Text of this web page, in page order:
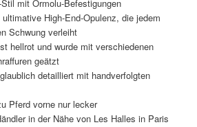
mit Ormolu-Befestigungen
High-End-Opulenz, die jedem
Schwung verleiht
hellrot und wurde mit verschiedenen
geätzt
detailliert mit handverfolgten
Pferd vorne nur lecker
in der Nähe von Les Halles in Paris